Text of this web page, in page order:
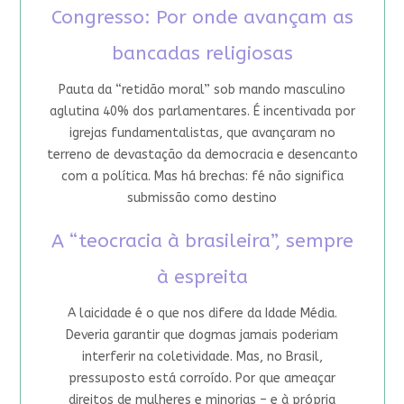
Congresso: Por onde avançam as
bancadas religiosas
Pauta da “retidão moral” sob mando masculino
aglutina 40% dos parlamentares. É incentivada por
igrejas fundamentalistas, que avançaram no
terreno de devastação da democracia e desencanto
com a política. Mas há brechas: fé não significa
submissão como destino
A “teocracia à brasileira”, sempre
à espreita
A laicidade é o que nos difere da Idade Média.
Deveria garantir que dogmas jamais poderiam
interferir na coletividade. Mas, no Brasil,
pressuposto está corroído. Por que ameaçar
direitos de mulheres e minorias – e à própria